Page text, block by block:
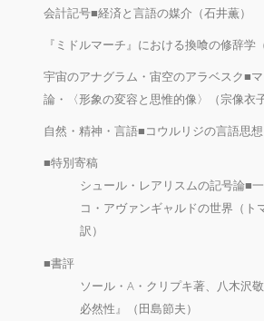
会計記号■経済と言語の媒介（石井薫）
『ミドルマーチ』における換喰の修辞学
宇宙のアナグラム・宙空のアラベスク■
論・〈形象の変容と思惟的像〉（宗像衣子
自然・精神・言語■コウルリジの言語思想
■特別寄稿
シュール・レアリスムの記号論■
コ・アヴァンギャルドの世界（ト
訳）
■書評
ソール・A・クリプキ著、八木沢
必然性』（田島節夫）